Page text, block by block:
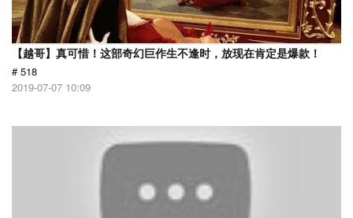
【越哥】真可惜！这部奇幻巨作生不逢时，放现在肯定是爆款！
# 518
2019-07-07 10:09